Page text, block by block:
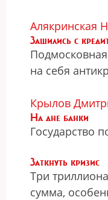
Алякринская
Зашились с
на себя
Крылов
На дне банки
Государство
Заткнуть кризис
Три
сумма,